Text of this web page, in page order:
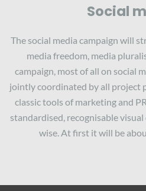
Social
The social media campaign will
media freedom, media
campaign, most of all on social
jointly coordinated by all project
classic tools of marketing and
standardised, recognisable
wise. At first it will be